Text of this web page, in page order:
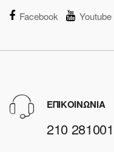
Facebook Youtube
ΕΠΙΚΟΙΝΩΝΙΑ
210